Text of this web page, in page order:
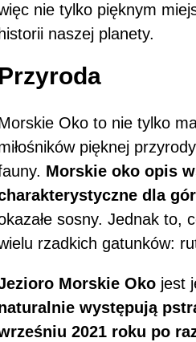
nie tylko pięknym
historii naszej planety.
Przyroda
Oko to nie tylko
pięknej
Morskie oko opis
dla
sosny. Jednak to,
rzadkich gatunków:
Morskie Oko jest
występują
2021 roku po